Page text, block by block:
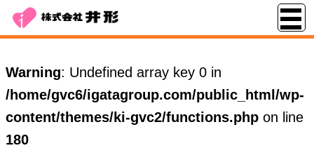
Warning: Undefined array key 0 in
/home/gvc6/igatagroup.com/public_html/wp-
content/themes/ki-gvc2/functions.phpon line
180